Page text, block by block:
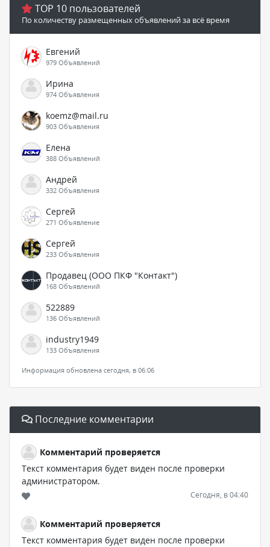
TOP 10 пользователей
По количеству размещенных объявлений за всё время
Евгений
979 Объявлений
Ирина
974 Объявления
koemz@mail.ru
903 Объявления
Елена
388 Объявлений
Андрей
332 Объявления
Сергей
271 Объявление
Сергей
233 Объявления
Продавец (ООО ПКФ "Контакт")
168 Объявлений
522889
136 Объявлений
industry1949
133 Объявления
Информация обновлена сегодня, в 06:06
Последние комментарии
Комментарий проверяется
Текст комментария будет виден после проверки
администратором.
Сегодня, в 04:40
Комментарий проверяется
Текст комментария будет виден после проверки